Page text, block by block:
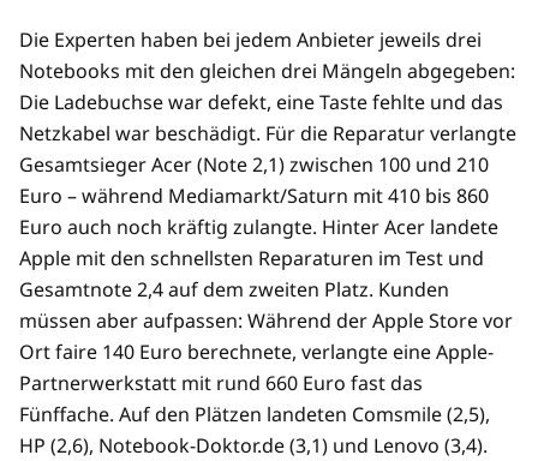
Die Experten haben bei jedem Anbieter jeweils drei
Notebooks mit den gleichen drei Mängeln abgegeben:
Die Ladebuchse war defekt, eine Taste fehlte und das
Netzkabel war beschädigt. Für die Reparatur verlangte
Gesamtsieger Acer (Note 2,1) zwischen 100 und 210
Euro – während Mediamarkt/Saturn mit 410 bis 860
Euro auch noch kräftig zulangte. Hinter Acer landete
Apple mit den schnellsten Reparaturen im Test und
Gesamtnote 2,4 auf dem zweiten Platz. Kunden
müssen aber aufpassen: Während der Apple Store vor
Ort faire 140 Euro berechnete, verlangte eine Apple-
Partnerwerkstatt mit rund 660 Euro fast das
Fünffache. Auf den Plätzen landeten Comsmile (2,5),
HP (2,6), Notebook-Doktor.de (3,1) und Lenovo (3,4).